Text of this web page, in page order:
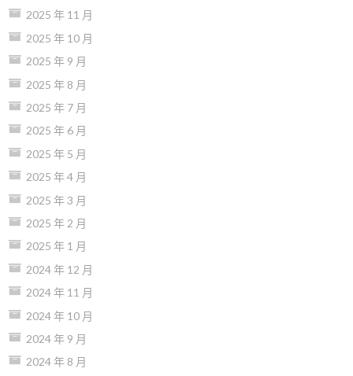
2025 年 11 月
2025 年 10 月
2025 年 9 月
2025 年 8 月
2025 年 7 月
2025 年 6 月
2025 年 5 月
2025 年 4 月
2025 年 3 月
2025 年 2 月
2025 年 1 月
2024 年 12 月
2024 年 11 月
2024 年 10 月
2024 年 9 月
2024 年 8 月